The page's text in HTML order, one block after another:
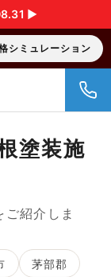
▶︎
シミュレーション
塗装施
紹介しま
茅部郡